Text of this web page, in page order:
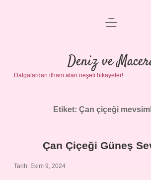
Anasayfa
Gizlilik Politikası
Yasal Uyarı
menüyü
Deniz ve
Dalgalardan ilham alan neşeli hikayeler!
Etiket: Çan çiçeği
Çan Çiçeği Güneş
Tarih: Ekim 9, 2024